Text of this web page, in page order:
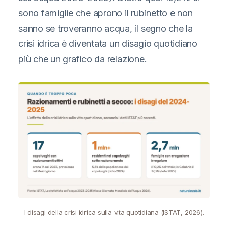
sono famiglie che aprono il rubinetto e non
sanno se troveranno acqua, il segno che la
crisi idrica è diventata un disagio quotidiano
più che un grafico da relazione.
I disagi della crisi idrica sulla vita quotidiana (ISTAT, 2026).